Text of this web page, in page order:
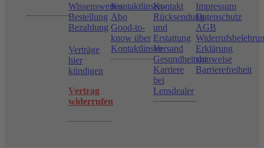
Wissenswertes
Bestellung
Bezahlung
Verträge
hier
kündigen
Vertrag
widerrufen
Kontaktlinsen-
Abo
Good-to-
know über
Kontaktlinsen
Kontakt
Rücksendung
und
Erstattung
Versand
Gesundheitshinweise
Karriere
bei
Lensdealer
Impressum
Datenschutz
AGB
Erklärung
zur
Barrierefreiheit